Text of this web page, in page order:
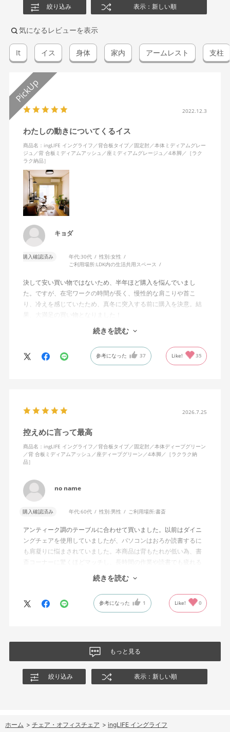
絞り込み 表示：新しい順
気になるレビューを表示
It イス 身体 家内 アームレスト 支柱
2022.12.3
わたしの動きについてくるイス
商品名：ingLIFE イングライフ／背合板タイプ／固定肘／本体ミディアムグレー
ジュ／背 合板ミディアムアッシュ／座ミディアムグレージュ／4本脚／［ラク
ラク納品］
キョダ
購入確認済み 年代:30代 性別:女性
ご利用場所:LDK内の生活共用スペース
決して安い買い物ではないため、半年ほど購入を悩んでいまし
た。ですが、在宅ワークの時間が長く、慢性的な肩こりや首こ
り、冷えを感じていたため、真冬に突入する前に購入を決意。結
果、大満足の買い物となりました！
わたしはモニター2台を使って作業をしていますが、前のめりの姿
勢で作業に集中をしたいときも、少し引いて2台のモニター全体を
俯瞰したいときも、自分の動きに座面が前後してついてきてくれ
うど背面の角が肩甲骨の下にあたるのが気持ちいい……！
座面はゆらゆら左右にも揺れて、スキマなく続きがちなオンライ
ンミーティングの時間も、からだを動かすことでリラックスでき
ます。使ってみて気づいたことですが、固定肘の裏面、にぎった
ときに指があたる部分が、ほどよくプニプニと柔らかく安心感が
無意識にムダな力が入った状態でPC作業をする毎日でしたが、か
らだに余計な力をかけず、集中して座り続けられるようになりま
リビングにワークスペースがあるため、インテリアになじむよ
う、背もたれは合板ミディアムアッシュ、4本脚を選択しました
が、より解放感をもって座りたいかたは、キャスター付きを選ん
だほうがいいと思います。ラクラク納品で配送をお願いしたとこ
ろ、作業員のかたがとてもていねいでテキパキと組み立てくださ
り、「いよいよ使える！」というワクワクもありました。
続きを読む
参考になった 37 Like! 35
2026.7.25
控えめに言って最高
商品名：ingLIFE イングライフ／背合板タイプ／固定肘／本体ディープグリーン
／背 合板ミディアムアッシュ／座ディープグリーン／4本脚／［ラクラク納
品］
no name
購入確認済み 年代:60代 性別:男性 ご利用場所:書斎
アンティーク調のテーブルに合わせて買いました。以前はダイニ
ングチェアを使用していましたが、パソコンはおろか読書するに
も肩凝りに悩まされていました。本商品は背もたれが低い為、書
斎コーナーに驚くほどマッチし、長時間の作業や読書でも疲れる
事がありません。木の背もたれも痛くなる事はなく、深く背中を
あずければうたた寝も出来ます。
パソコン作業をする時は自然と背筋が伸びて肩凝りなどはしませ
ん。
続きを読む
参考になった 1 Like! 0
もっと見る
絞り込み 表示：新しい順
ホーム > チェア・オフィスチェア > ingLIFE イングライフ